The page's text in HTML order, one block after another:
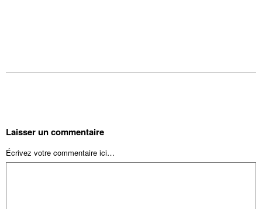
Laisser un commentaire
Écrivez votre commentaire ici…